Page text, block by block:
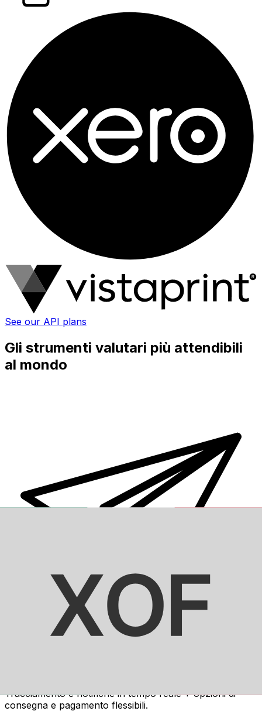
See our API plans
Gli strumenti valutari più attendibili
al mondo
Tracciamento e notifiche in tempo reale + opzioni di
consegna e pagamento flessibili.